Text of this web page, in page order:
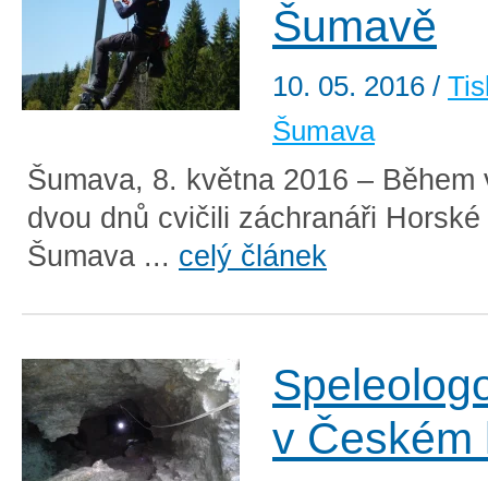
Šumavě
10. 05. 2016 /
Šumava
Šumava, 8. května 2016 – Během
dvou dnů cvičili záchranáři
Šumava ... celý článek
v Českém